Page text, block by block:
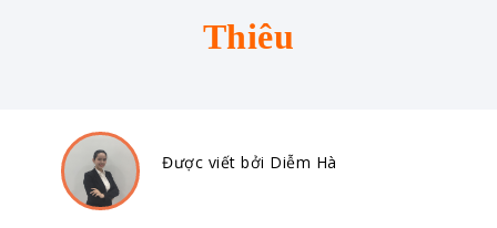
Thiêu
Được viết bởi Diễm Hà